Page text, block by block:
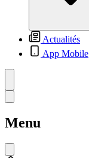
Actualités
App Mobile
Menu